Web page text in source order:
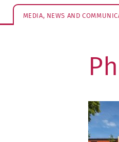
MEDIA, NEWS AND